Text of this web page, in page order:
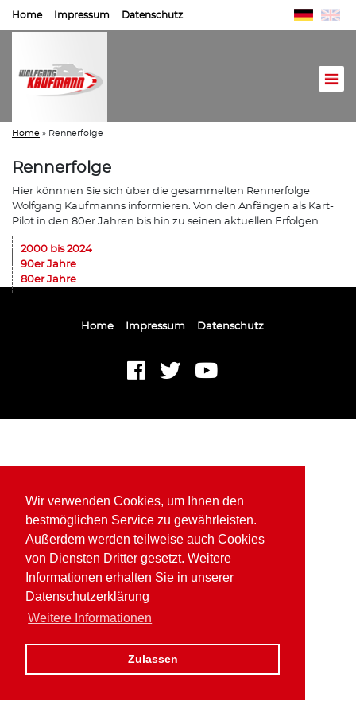
Wir verwenden Cookies, um Ihnen den
bestmöglichen Service zu gewährleisten.
Außerdem werden teilweise auch Cookies
von Diensten Dritter gesetzt. Weitere
Informationen erhalten Sie in unserer
Datenschutzerklärung
Weitere Informationen
Zulassen
Home Impressum Datenschutz
Home » Rennerfolge
Rennerfolge
Hier könnnen Sie sich über die gesammelten Rennerfolge
Wolfgang Kaufmanns informieren. Von den Anfängen als Kart-
Pilot in den 80er Jahren bis hin zu seinen aktuellen Erfolgen.
2000 bis 2024
90er Jahre
80er Jahre
Home Impressum Datenschutz